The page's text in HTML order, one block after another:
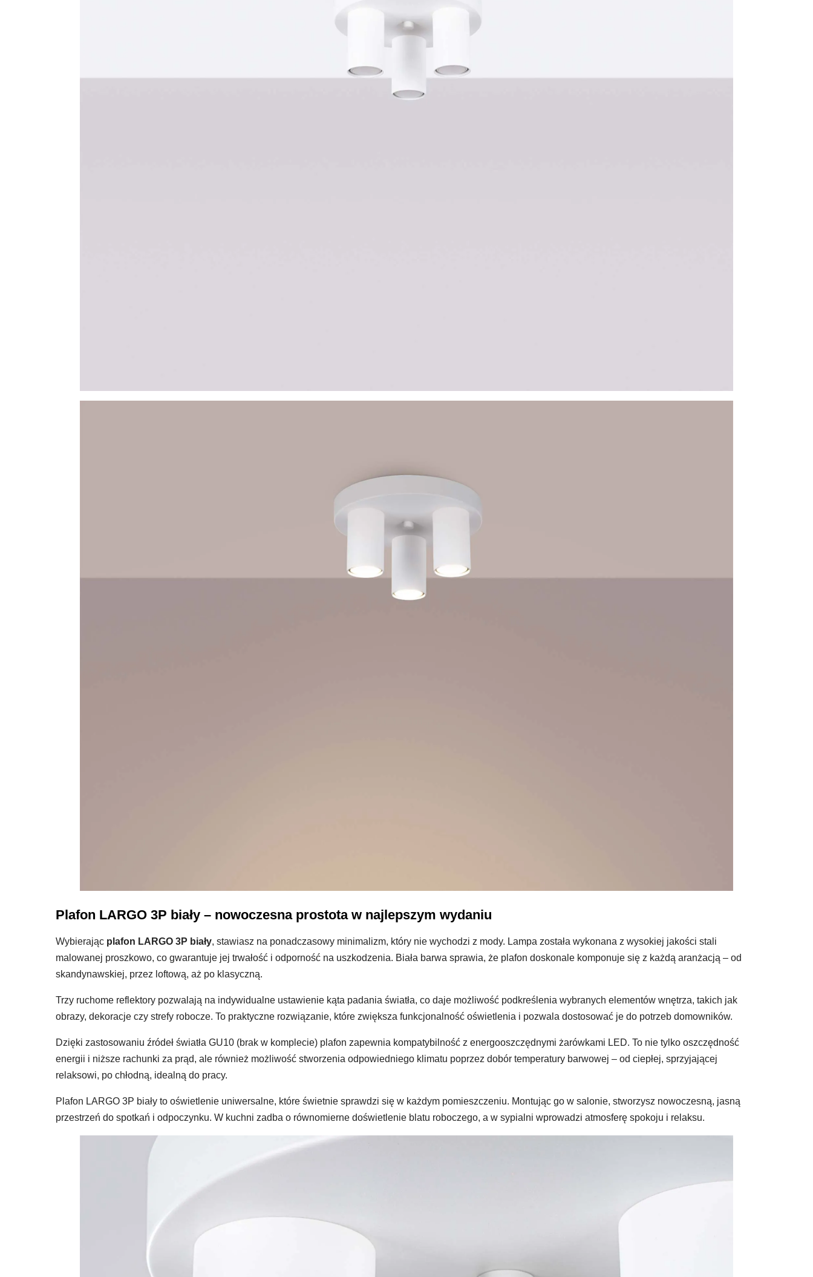
Plafon LARGO 3P biały – nowoczesna prostota w najlepszym wydaniu
Wybierając plafon LARGO 3P biały, stawiasz na ponadczasowy minimalizm, który nie wychodzi z mody. Lampa została wykonana z wysokiej jakości stali
malowanej proszkowo, co gwarantuje jej trwałość i odporność na uszkodzenia. Biała barwa sprawia, że plafon doskonale komponuje się z każdą aranżacją – od
skandynawskiej, przez loftową, aż po klasyczną.
Trzy ruchome reflektory pozwalają na indywidualne ustawienie kąta padania światła, co daje możliwość podkreślenia wybranych elementów wnętrza, takich jak
obrazy, dekoracje czy strefy robocze. To praktyczne rozwiązanie, które zwiększa funkcjonalność oświetlenia i pozwala dostosować je do potrzeb domowników.
Dzięki zastosowaniu źródeł światła GU10 (brak w komplecie) plafon zapewnia kompatybilność z energooszczędnymi żarówkami LED. To nie tylko oszczędność
energii i niższe rachunki za prąd, ale również możliwość stworzenia odpowiedniego klimatu poprzez dobór temperatury barwowej – od ciepłej, sprzyjającej
relaksowi, po chłodną, idealną do pracy.
Plafon LARGO 3P biały to oświetlenie uniwersalne, które świetnie sprawdzi się w każdym pomieszczeniu. Montując go w salonie, stworzysz nowoczesną, jasną
przestrzeń do spotkań i odpoczynku. W kuchni zadba o równomierne doświetlenie blatu roboczego, a w sypialni wprowadzi atmosferę spokoju i relaksu.